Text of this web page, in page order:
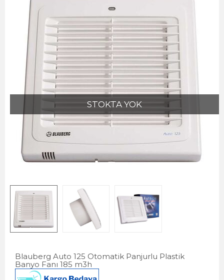
STOKTA YOK
Blauberg Auto 125 Otomatik Panjurlu Plastik
Banyo Fanı 185 m3h